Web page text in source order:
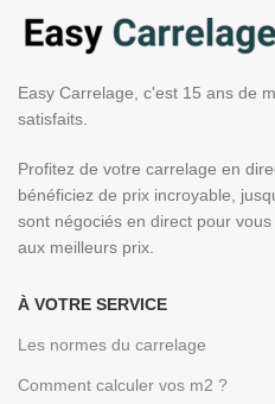
Easy Carrelage, c'est 15 ans de
satisfaits.
Profitez de votre carrelage en
bénéficiez de prix incroyable,
sont négociés en direct pour
aux meilleurs prix.
À VOTRE SERVICE
Les normes du carrelage
Comment calculer vos m2 ?